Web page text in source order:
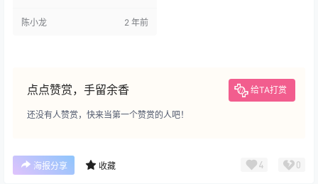
个重要时刻。这部电视剧将以义
门陈家族为背景，展现他们的家
以及他们对于一个民族、一个国
家的重要性。同时，这部电视剧
的传承和发…
陈小龙 2 年前
点点赞赏，手留余香 给TA打赏
还没有人赞赏，快来当第一个赞赏的人吧！
海报分享 收藏 4 0